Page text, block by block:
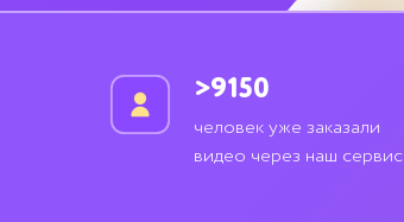
человек уже заказали
видео через наш сервис
>9150